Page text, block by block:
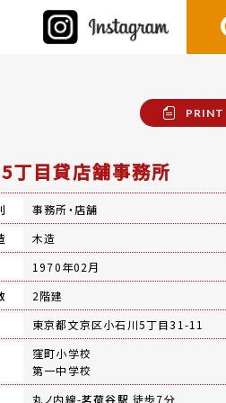
PRINT
丁目貸店舗事務所
事務所・店舗
木造
1970年02月
2階建
東京都文京区小石川5丁目31-11
窪町小学校
第一中学校
丸ノ内線-茗荷谷駅 徒歩7分